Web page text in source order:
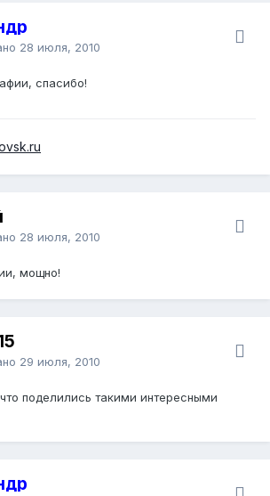
28 июля, 2010
спасибо!
28 июля, 2010
мощно!
29 июля, 2010
поделились такими интересными